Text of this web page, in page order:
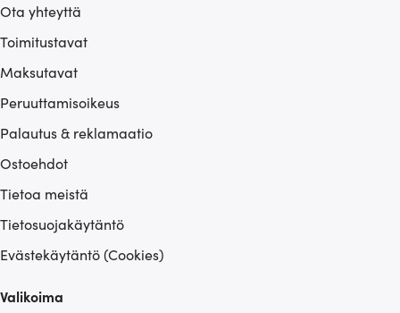
Ota yhteyttä
Toimitustavat
Maksutavat
Peruuttamisoikeus
Palautus & reklamaatio
Ostoehdot
Tietoa meistä
Tietosuojakäytäntö
Evästekäytäntö (Cookies)
Valikoima